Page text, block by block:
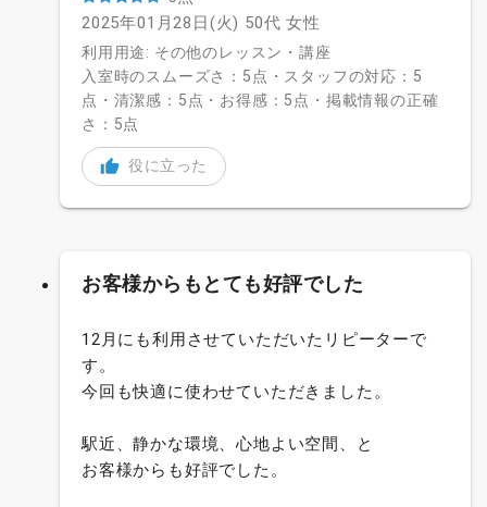
2025年01月28日(火) 50代 女性
利用用途: その他のレッスン・講座
入室時のスムーズさ：5点・スタッフの対応：5
点・清潔感：5点・お得感：5点・掲載情報の正確
さ：5点
役に立った
お客様からもとても好評でした
12月にも利用させていただいたリピーターで
す。
今回も快適に使わせていただきました。
駅近、静かな環境、心地よい空間、と
お客様からも好評でした。